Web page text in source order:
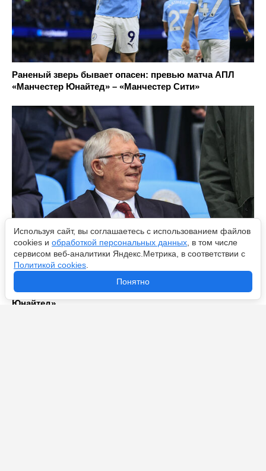
Раненый зверь бывает опасен: превью матча АПЛ
«Манчестер Юнайтед» – «Манчестер Сити»
Как сэр Алекс Фергюсон уходил на пенсию:
закулисная история ухода о легенде «Манчестер
Юнайтед»
Используя сайт, вы соглашаетесь с использованием файлов
cookies и обработкой персональных данных , в том числе
сервисом веб-аналитики Яндекс.Метрика, в соответствии с
Политикой cookies
Понятно